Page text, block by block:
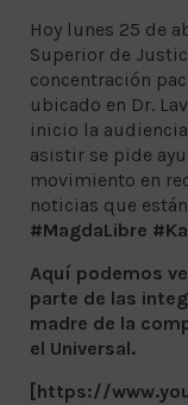
Hoy lunes 25 de
Superior de
concentración
ubicado en Dr.
inicio la
asistir se pide
movimiento en
noticias que
#MagdaLibre
Aquí podemos
parte de las
madre de la
el Universal.
[https://